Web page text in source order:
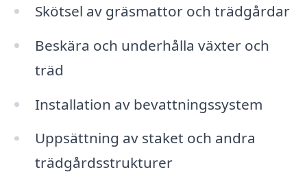
Skötsel av gräsmattor och trädgårdar
Beskära och underhålla växter och
träd
Installation av bevattningssystem
Uppsättning av staket och andra
trädgårdsstrukturer